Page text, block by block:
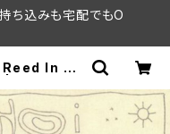
ち込みも宅配でもO
In Th
らすぐ♫見
ド屋